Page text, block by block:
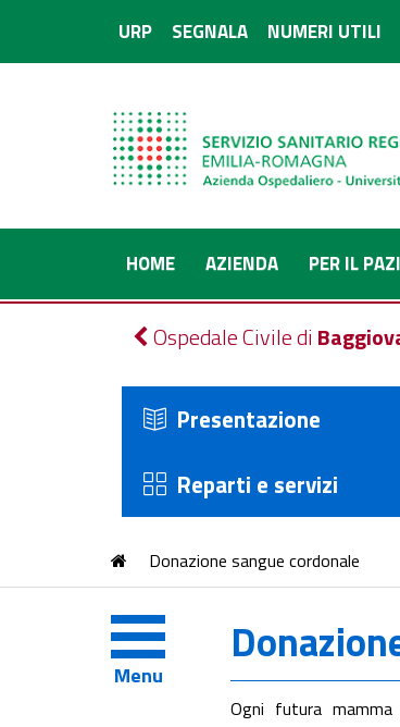
URP SEGNALA NUMERI UTILI
HOME AZIENDA PER IL
Ospedale Civile di
Presentazione
Reparti e servizi
Donazione sangue cordonale
Menu
Ogni futura